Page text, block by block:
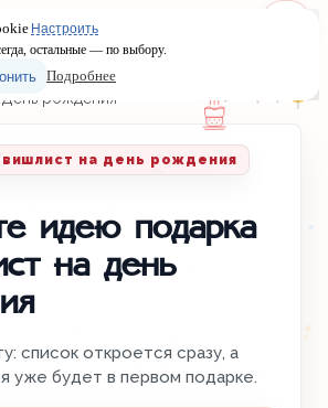
День рождения
на день рождения
идею подарка
на день
список откроется сразу, а
уже будет в первом подарке.
Настроить
остальные — по выбору.
Подробнее